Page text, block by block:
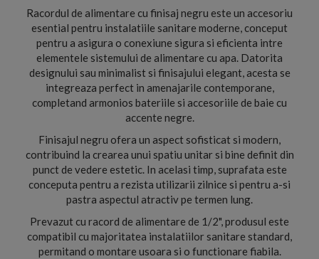
Racordul de alimentare cu finisaj negru este un accesoriu
esential pentru instalatiile sanitare moderne, conceput
pentru a asigura o conexiune sigura si eficienta intre
elementele sistemului de alimentare cu apa. Datorita
designului sau minimalist si finisajului elegant, acesta se
integreaza perfect in amenajarile contemporane,
completand armonios bateriile si accesoriile de baie cu
accente negre.
Finisajul negru ofera un aspect sofisticat si modern,
contribuind la crearea unui spatiu unitar si bine definit din
punct de vedere estetic. In acelasi timp, suprafata este
conceputa pentru a rezista utilizarii zilnice si pentru a-si
pastra aspectul atractiv pe termen lung.
Prevazut cu racord de alimentare de 1/2", produsul este
compatibil cu majoritatea instalatiilor sanitare standard,
permitand o montare usoara si o functionare fiabila.